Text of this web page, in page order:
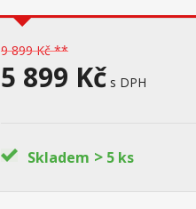
9 899 Kč **
5 899 Kč s DPH
Skladem > 5 ks